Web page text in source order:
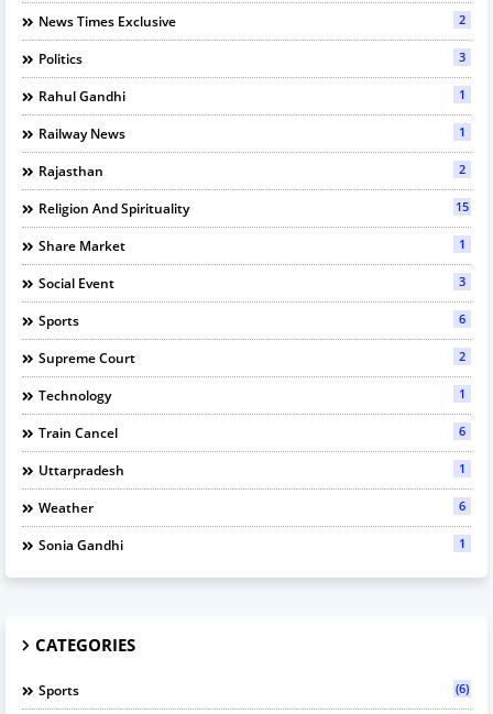
News Times Exclusive 2
Politics 3
Rahul Gandhi 1
Railway News 1
Rajasthan 2
Religion And Spirituality 15
Share Market 1
Social Event 3
Sports 6
Supreme Court 2
Technology 1
Train Cancel 6
Uttarpradesh 1
Weather 6
Sonia Gandhi 1
CATEGORIES
Sports (6)